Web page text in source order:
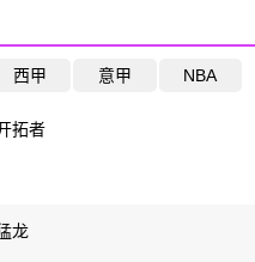
西甲 意甲 NBA
拓者
龙